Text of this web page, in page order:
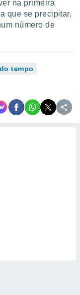
na primeira
que se precipitar,
número de
tempo